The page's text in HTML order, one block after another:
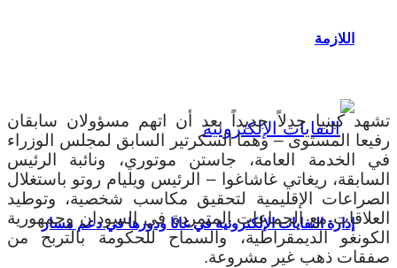
اللازمة
إدارة النفايات الإلكترونية في غانا ودورها في دعم مسار
تشهد كينيا جدلاً جديداً بعد أن اتهم مسؤولان سابقان
رفيعا المستوى – وهما السكرتير السابق لمجلس الوزراء
في الخدمة العامة، جاستن موتوري، ونائبة الرئيس
السابقة، ريغاتي غاشاغوا – الرئيس ويليام روتو باستغلال
الصراعات الإقليمية لتحقيق مكاسب شخصية، وتوطيد
العلاقات مع الجماعات المتمردة في السودان وجمهورية
الكونغو الديمقراطية، والسماح للحكومة بالتربح من
صفقات ذهب غير مشروعة.